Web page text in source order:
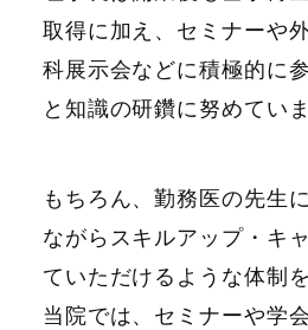
取得に加え、セミナーや
科展示会などに積極的に
と知識の研鑽に努めていま
もちろん、勤務医の先生
ながらスキルアップ・キ
ていただけるような体制
当院では、セミナーや学